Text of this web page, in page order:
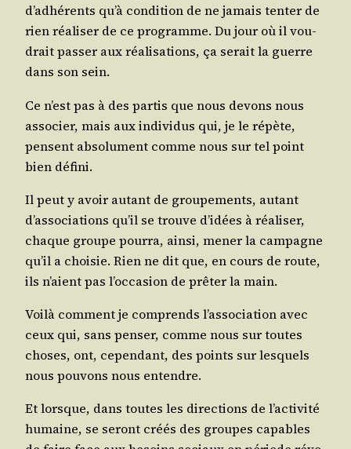
d’adhérents qu’à condi­tion de ne jamais ten­ter de
rien réa­li­ser de ce pro­gramme. Du jour où il vou­
drait pas­ser aux réa­li­sa­tions, ça serait la guerre
dans son sein.
Ce n’est pas à des par­tis que nous devons nous
asso­cier, mais aux indi­vi­dus qui, je le répète,
pensent abso­lu­ment comme nous sur tel point
bien défini.
Il peut y avoir autant de grou­pe­ments, autant
d’associations qu’il se trouve d’idées à réa­li­ser,
chaque groupe pour­ra, ain­si, mener la cam­pagne
qu’il a choi­sie. Rien ne dit que, en cours de route,
ils n’aient pas l’occasion de prê­ter la main.
Voi­là com­ment je com­prends l’association avec
ceux qui, sans pen­ser, comme nous sur toutes
choses, ont, cepen­dant, des points sur les­quels
nous pou­vons nous entendre.
Et lorsque, dans toutes les direc­tions de l’activité
humaine, se seront créés des groupes capables